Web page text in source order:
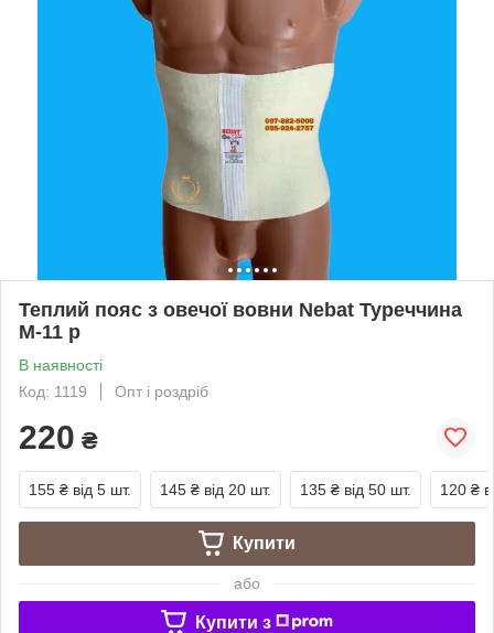
Теплий пояс з овечої вовни Nebat Туреччина
M-11 р
В наявності
Код: 1119
Опт і роздріб
220 ₴
155 ₴ від 5 шт. 145 ₴ від 20 шт. 135 ₴ від 50 шт. 120 ₴
Купити
або
Купити з